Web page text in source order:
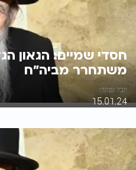
חסדי שמיים: הגאון
משתחרר מביה"ח
יובל נפתלי
15.01.24